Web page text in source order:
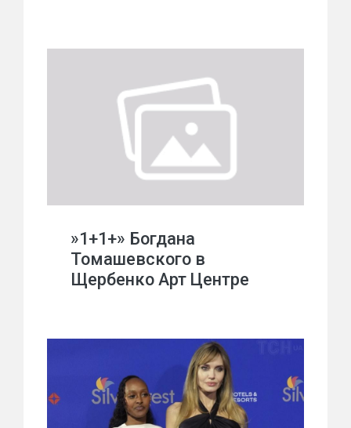
»1+1+» Богдана
Томашевского в
Щербенко Арт Центре